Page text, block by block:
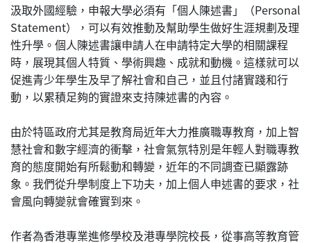
汲取外國經驗，申報大學必須有「個人陳述書」（Personal
Statement），可以有效推動及幫助學生做好生涯規劃及理
性升學。個人陳述書讓申請人在申請特定大學的相關課程
時，展現其個人特質、學術興趣、成就和動機。這樣就可以
促進青少年學生及早了解社會和自己，並且付諸實踐和行
動，以累積足夠的實證來支持陳述書的內容。
由於特區政府尤其是教育局近年大力推廣職專教育，加上智
慧社會和數字經濟的衝擊，社會氣氛特別是年輕人對職專教
育的態度開始有所鬆動和轉變，近年的不同調查已顯露跡
象。我們從升學制度上下功夫，加上個人申述書的要求，社
會風向轉變就會確實到來。
作者為香港專業進修學校及港專學院校長，從事高等教育管